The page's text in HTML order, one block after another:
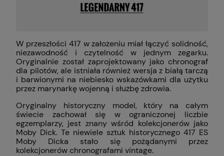
W przeszłości 417 w założeniu miał łączyć solidność,
niezawodność i czytelność w jednym zegarku.
Oryginalnie został zaprojektowany jako chronograf
dla pilotów, ale istniała również wersja z białą tarczą
i barwionymi na niebiesko wskazówkami dla użytku
przez marynarkę wojenną i służbę zdrowia.
Oryginalny historyczny model, który na całym
świecie zachował się w ograniczonej liczbie
egzemplarzy, jest znany wśród kolekcjonerów jako
Moby Dick. Te niewiele sztuk historycznego 417 ES
Moby Dicka stało się pożądanymi przez
kolekcjonerów chronografami vintage.